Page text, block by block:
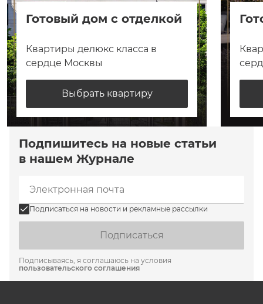
Готовый дом с отделкой
Квартиры делюкс класса в
сердце Москвы
Выбрать квартиру
Подпишитесь на новые статьи
в нашем Журнале
Подписаться на новости и рекламные рассылки
Подписаться
Подписываясь, я соглашаюсь на условия
пользовательского соглашения